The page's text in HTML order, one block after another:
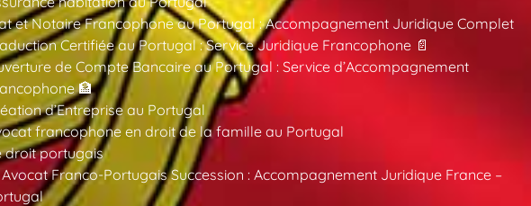
et Notaire Francophone au Portugal : Accompagnement Juridique Complet
Certifiée au Portugal : Service Juridique Francophone 📄
de Compte Bancaire au Portugal : Service d’Accompagnement
🏦
d’Entreprise au Portugal
francophone en droit de la famille au Portugal
droit portugais
Franco-Portugais Succession : Accompagnement Juridique France –